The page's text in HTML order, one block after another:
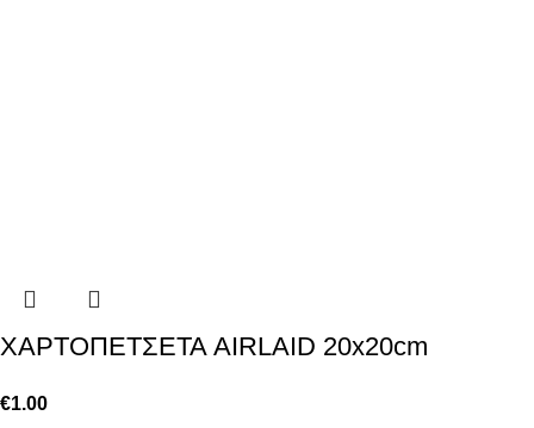
ΧΑΡΤΟΠΕΤΣΕΤΑ AIRLAID 20x20cm
€1.00